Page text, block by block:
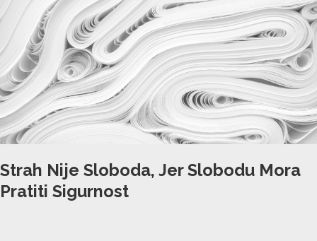
Strah Nije Sloboda, Jer Slobodu Mora
Pratiti Sigurnost
slobodu
mora
pratiti
sigurnost